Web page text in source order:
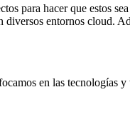
para hacer que estos
entornos cloud.
en las tecnologías y